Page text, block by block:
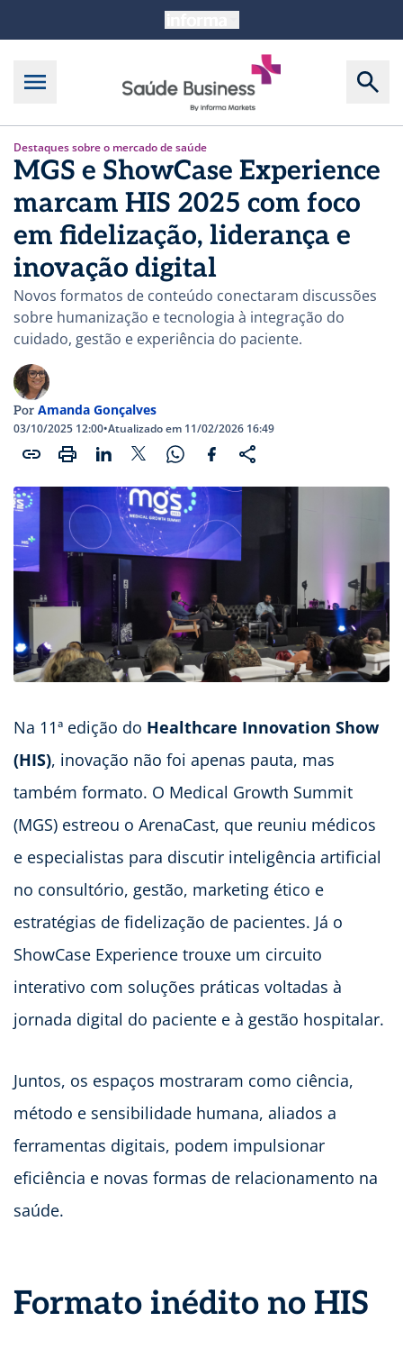
Destaques sobre o mercado de saúde
MGS e ShowCase Experience
marcam HIS 2025 com foco
em fidelização, liderança e
inovação digital
Novos formatos de conteúdo conectaram discussões
sobre humanização e tecnologia à integração do
cuidado, gestão e experiência do paciente.
Por Amanda Gonçalves
03/10/2025 12:00•Atualizado em 11/02/2026 16:49
Na 11ª edição do Healthcare Innovation Show
(HIS), inovação não foi apenas pauta, mas
também formato. O Medical Growth Summit
(MGS) estreou o ArenaCast, que reuniu médicos
e especialistas para discutir inteligência artificial
no consultório, gestão, marketing ético e
estratégias de fidelização de pacientes. Já o
ShowCase Experience trouxe um circuito
interativo com soluções práticas voltadas à
jornada digital do paciente e à gestão hospitalar.
Juntos, os espaços mostraram como ciência,
método e sensibilidade humana, aliados a
ferramentas digitais, podem impulsionar
eficiência e novas formas de relacionamento na
saúde.
Formato inédito no HIS